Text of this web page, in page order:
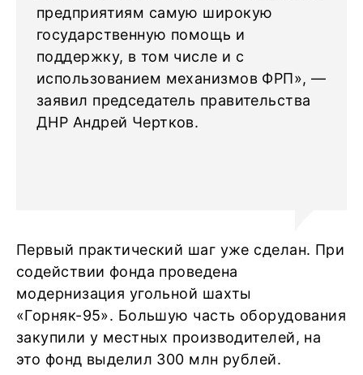
предприятиям самую широкую
государственную помощь и
поддержку, в том числе и с
использованием механизмов ФРП», —
заявил председатель правительства
ДНР Андрей Чертков.
Первый практический шаг уже сделан. При
содействии фонда проведена
модернизация угольной шахты
«Горняк-95». Большую часть оборудования
закупили у местных производителей, на
это фонд выделил 300 млн рублей.